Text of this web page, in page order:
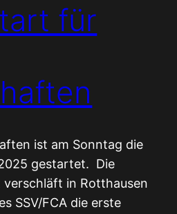
für
ist am Sonntag die
gestartet. Die
in Rotthausen
SSV/FCA die erste